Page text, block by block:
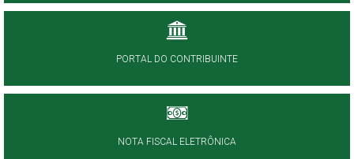
PORTAL DO CONTRIBUINTE
NOTA FISCAL ELETRÔNICA